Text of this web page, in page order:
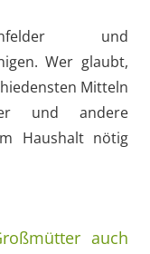
und
Wer glaubt,
Mitteln
und andere
Haushalt nötig
auch